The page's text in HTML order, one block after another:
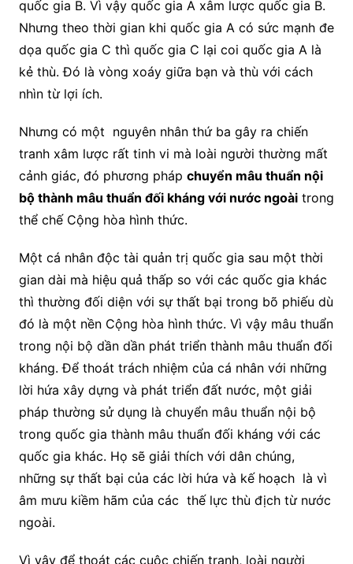
quốc gia B. Vì vậy quốc gia A xâm lược quốc gia B.
Nhưng theo thời gian khi quốc gia A có sức mạnh đe
dọa quốc gia C thì quốc gia C lại coi quốc gia A là
kẻ thù. Đó là vòng xoáy giữa bạn và thù với cách
nhìn từ lợi ích.
Nhưng có một nguyên nhân thứ ba gây ra chiến
tranh xâm lược rất tinh vi mà loài người thường mất
cảnh giác, đó phương pháp chuyển mâu thuẩn nội
bộ thành mâu thuẩn đối kháng với nước ngoàitrong
thể chế Cộng hòa hình thức.
Một cá nhân độc tài quản trị quốc gia sau một thời
gian dài mà hiệu quả thấp so với các quốc gia khác
thì thường đối diện với sự thất bại trong bõ phiếu dù
đó là một nền Cộng hòa hình thức. Vì vậy mâu thuẩn
trong nội bộ dần dần phát triển thành mâu thuẩn đối
kháng. Để thoát trách nhiệm của cá nhân với những
lời hứa xây dựng và phát triển đất nước, một giải
pháp thường sử dụng là chuyển mâu thuẩn nội bộ
trong quốc gia thành mâu thuẩn đối kháng với các
quốc gia khác. Họ sẽ giải thích với dân chúng,
những sự thất bại của các lời hứa và kế hoạch là vì
âm mưu kiềm hãm của các thế lực thù địch từ nước
ngoài.
Vì vậy để thoát các cuộc chiến tranh, loài người